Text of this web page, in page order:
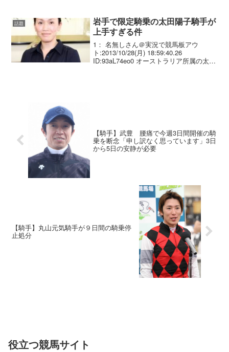
も、騎手や厩務（きゅうむ）員ら...
話題
岩手で限定騎乗の太田陽子騎手が
上手すぎる件
1： 名無しさん＠実況で競馬板アウ
ト:2013/10/28(月) 18:59:40.26
ID:93aL74eo0 オーストラリア所属の太田
【騎手】武豊 腰痛で今週3日間開催の騎
乗を断念「申し訳なく思っています」3日
から5日の安静が必要
【騎手】丸山元気騎手が９日間の騎乗停
止処分
役立つ競馬サイト